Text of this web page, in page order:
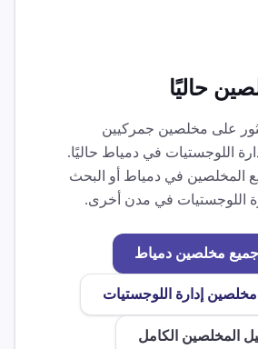
حاليًا
على مخلصين جمركيين
اللوجستيات في دمياط حاليًا.
المخلصين في دمياط أو البحث
اللوجستيات في مدن أخرى.
جميع مخلصيندمياط
إدارة اللوجستيات
المخلصين الكامل